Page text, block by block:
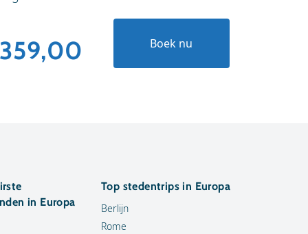
Boek nu
in Europa
Top stedentrips in Europa
Berlijn
Rome